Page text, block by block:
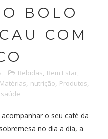
BOLO
COM
Bebidas, Bem Estar,
Matérias, nutrição, Produtos,
saúde
o seu café da
no dia a dia, a